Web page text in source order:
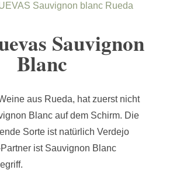
Sauvignon
Blanc
aus Rueda, hat zuerst nicht
Blanc auf dem Schirm. Die
Sorte ist natürlich Verdejo
ist Sauvignon Blanc